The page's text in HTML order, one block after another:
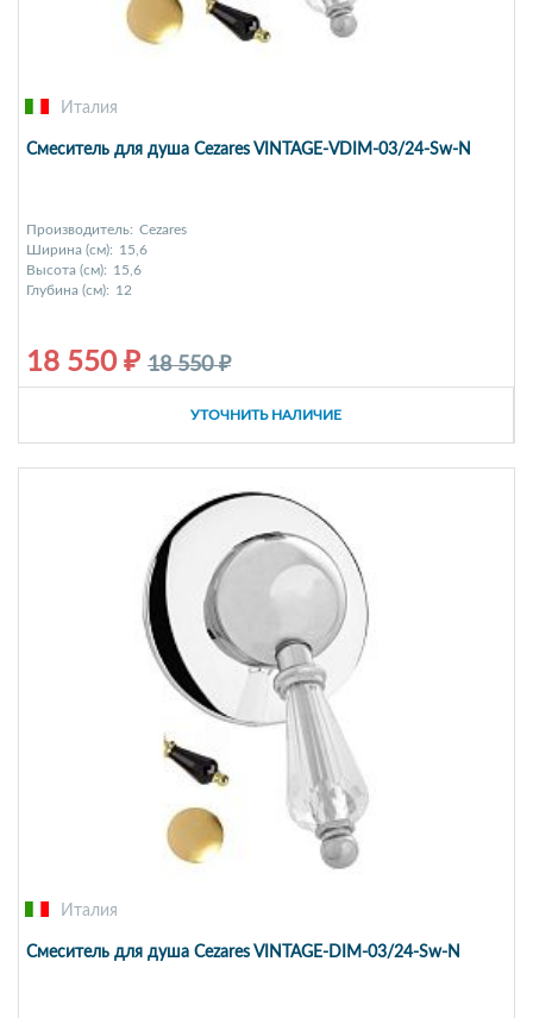
Италия
Смеситель для душа Cezares VINTAGE-VDIM-03/24-Sw-N
Производитель: Cezares
Ширина (см): 15,6
Высота (см): 15,6
Глубина (см): 12
18 550 ₽ 18 550 ₽
УТОЧНИТЬ НАЛИЧИЕ
Италия
Смеситель для душа Cezares VINTAGE-DIM-03/24-Sw-N